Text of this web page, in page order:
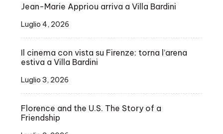
Jean-Marie Appriou arriva a Villa Bardini
Luglio 4, 2026
Il cinema con vista su Firenze: torna l’arena
estiva a Villa Bardini
Luglio 3, 2026
Florence and the U.S. The Story of a
Friendship